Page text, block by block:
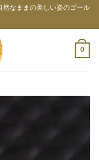
然なままの美しい姿のゴール
0